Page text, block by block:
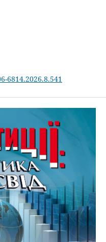
6814.2026.8.541